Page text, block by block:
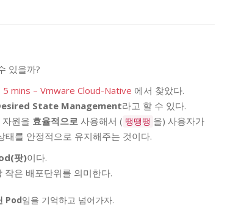
있을까?
mins – Vmware Cloud-Native 에서 찾았다.
State Management라고 할 수 있다.
원을 효율적으로 사용해서 ( 땡땡땡 을) 사용자가
를 안정적으로 유지해주는 것이다.
팟)이다.
은 배포단위를 의미한다.
Pod임을 기억하고 넘어가자.